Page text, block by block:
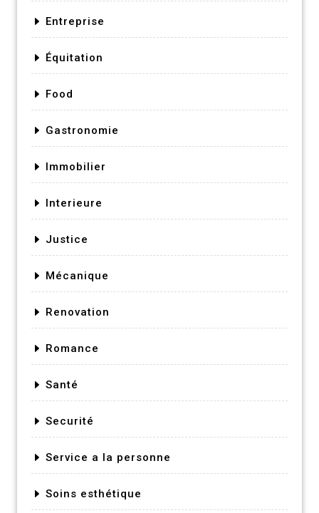
Entreprise
Équitation
Food
Gastronomie
Immobilier
Interieure
Justice
Mécanique
Renovation
Romance
Santé
Securité
Service a la personne
Soins esthétique